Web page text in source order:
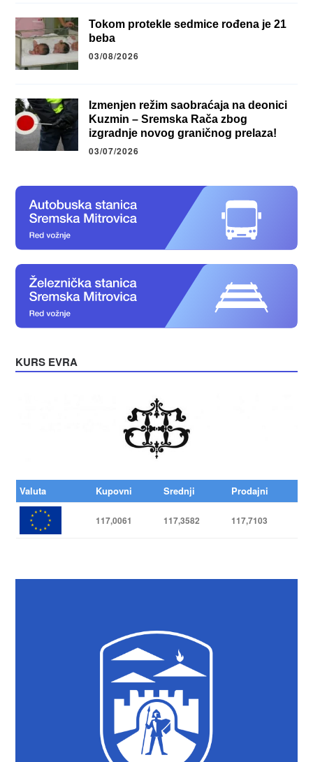
Tokom protekle sedmice rođena je 21
beba
03/08/2026
Izmenjen režim saobraćaja na deonici
Kuzmin – Sremska Rača zbog
izgradnje novog graničnog prelaza!
03/07/2026
KURS EVRA
Valuta Kupovni Srednji Prodajni
117,0061 117,3582 117,7103